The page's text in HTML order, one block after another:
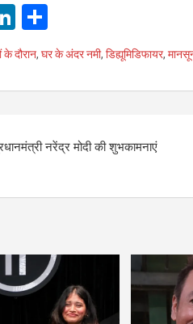
Li
n
ke
dI
h
ar
e
के दौरान, घर के अंदर नमी, डिह्यूमिडिफायर,
नरेंद्र मोदी की शुभकामनाएं